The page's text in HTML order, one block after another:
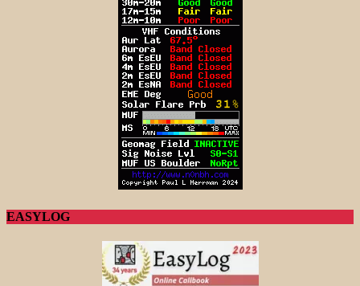
EASYLOG